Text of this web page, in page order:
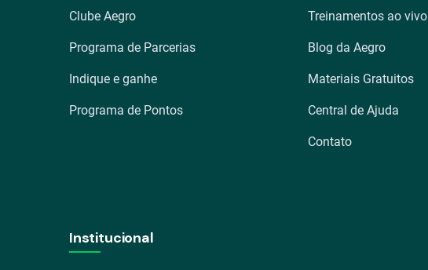
Clube Aegro
Programa de Parcerias
Indique e ganhe
Programa de Pontos
Treinamentos ao vivo
Blog da Aegro
Materiais Gratuitos
Central de Ajuda
Contato
Institucional